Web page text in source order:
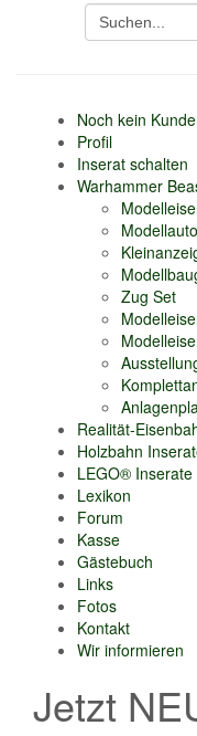
Noch kein
Profil
Inserat schalten
Warhammer
Zug Set
Realität-
Holzbahn
LEGO® Inserate
Lexikon
Forum
Kasse
Gästebuch
Links
Fotos
Kontakt
Wir informieren
Jetzt